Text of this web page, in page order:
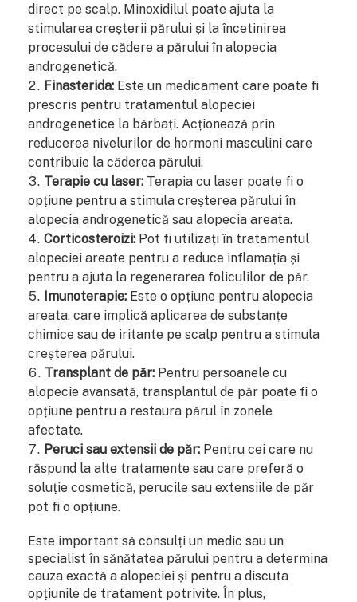
direct pe scalp. Minoxidilul poate ajuta la
stimularea creșterii părului și la încetinirea
procesului de cădere a părului în alopecia
androgenetică.
Finasterida: Este un medicament care poate fi
prescris pentru tratamentul alopeciei
androgenetice la bărbați. Acționează prin
reducerea nivelurilor de hormoni masculini care
contribuie la căderea părului.
Terapie cu laser: Terapia cu laser poate fi o
opțiune pentru a stimula creșterea părului în
alopecia androgenetică sau alopecia areata.
Corticosteroizi: Pot fi utilizați în tratamentul
alopeciei areate pentru a reduce inflamația și
pentru a ajuta la regenerarea foliculilor de păr.
Imunoterapie: Este o opțiune pentru alopecia
areata, care implică aplicarea de substanțe
chimice sau de iritante pe scalp pentru a stimula
creșterea părului.
Transplant de păr: Pentru persoanele cu
alopecie avansată, transplantul de păr poate fi o
opțiune pentru a restaura părul în zonele
afectate.
Peruci sau extensii de păr: Pentru cei care nu
răspund la alte tratamente sau care preferă o
soluție cosmetică, perucile sau extensiile de păr
pot fi o opțiune.
Este important să consulți un medic sau un
specialist în sănătatea părului pentru a determina
cauza exactă a alopeciei și pentru a discuta
opțiunile de tratament potrivite. În plus,